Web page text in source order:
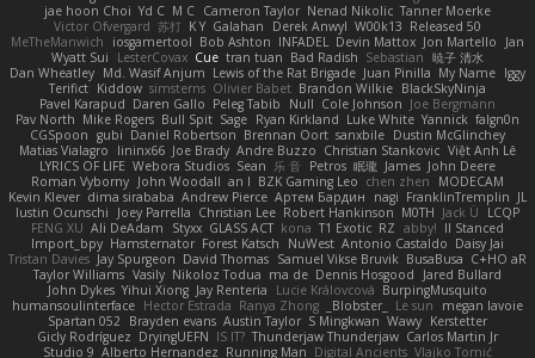
jae hoon Choi Yd C M C Cameron Taylor Nenad Nikolic Tanner Moerke
Victor Ofvergard 苏打 K Y Galahan Derek Anwyl W00k13 Released 50
MeTheManwich
iosgamertool Bob Ashton INFADEL Devin Mattox Jon Martello
Jan
Wyatt Sui
LesterCovax Cue tran tuan Bad Radish Sebastian 暁子 清水
Dan Wheatley Md. Wasif Anjum Lewis of the Rat Brigade Juan Pinilla My Name Iggy
Terifict Kiddow simsterns Olivier Babet Brandon Wilkie BlackSkyNinja
Pavel Karapud Daren Gallo Peleg Tabib Null Cole Johnson Joe Bergmann
Pav North Mike Rogers Bull Spit Sage Ryan Kirkland Luke White Yannick falgn0n
CGSpoon gubi Daniel Robertson Brennan Oort sanxbile Dustin McGlinchey
Matias Vialagro
lininx66 Joe Brady Andre Buzzo Christian Stankovic Việt Anh Lê
LYRICS OF LIFE Webora Studios Sean 乐 音 Petros 眠瓏 James John Deere
Roman Vyborny John Woodall an l BZK Gaming Leo chen zhen
MODECAM
Kevin Klever dima sirababa Andrew Pierce Артем Бардин nagi FranklinTremplin JL
Iustin Ocunschi
Joey Parrella Christian Lee Robert Hankinson M0TH Jack Ü
LCQP
FENG XU Ali DeAdam Styxx GLASS ACT kona T1 Exotic RZ abby! ll Stanced
Import_bpy Hamsternator Forest Katsch NuWest Antonio Castaldo Daisy Jai
Tristan Davies Jay Spurgeon David Thomas Samuel Vikse Bruvik BusaBusa C+HO aR
Taylor Williams Vasily Nikoloz Todua ma de Dennis Hosgood
Jared Bullard
John Dykes Yihui Xiong Jay Renteria Lucie Královcová BurpingMusquito
humansoulinterface Hector Estrada Ranya Zhong _Blobster_ Le sun
megan lavoie
Spartan 052
Brayden evans Austin Taylor S Mingkwan Wawy Kerstetter
Gicly Rodríguez DryingUEFN IS IT? Thunderjaw Thunderjaw Carlos Martin Jr
Studio 9 Alberto Hernandez Running Man Digital Ancients Vlajko Tomić